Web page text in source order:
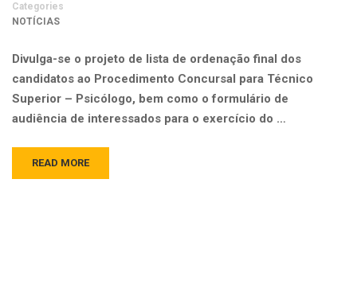
Categories
NOTÍCIAS
Divulga-se o projeto de lista de ordenação final dos
candidatos ao Procedimento Concursal para Técnico
Superior – Psicólogo, bem como o formulário de
audiência de interessados para o exercício do …
READ MORE